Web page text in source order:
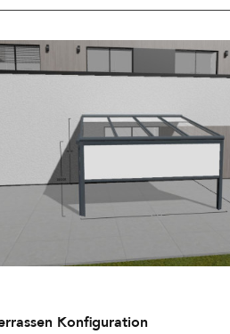
Konfiguration